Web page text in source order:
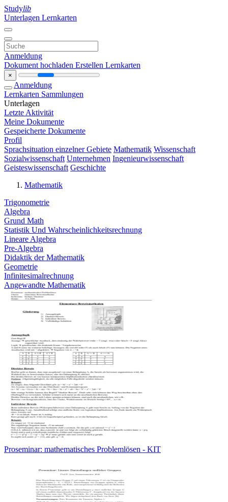
Studylib
Unterlagen Lernkarten
Anmeldung
Dokument hochladen Erstellen Lernkarten
×
Anmeldung
Lernkarten Sammlungen
Unterlagen
Letzte Aktivität
Meine Dokumente
Gespeicherte Dokumente
Profil
Sprachsituation einzelner Gebiete Mathematik Wissenschaft
Sozialwissenschaft Unternehmen Ingenieurwissenschaft
Geisteswissenschaft Geschichte
Mathematik
Trigonometrie
Algebra
Grund Math
Statistik Und Wahrscheinlichkeitsrechnung
Lineare Algebra
Pre-Algebra
Didaktik der Mathematik
Geometrie
Infinitesimalrechnung
Angewandte Mathematik
Proseminar: mathematisches Problemlösen - KIT